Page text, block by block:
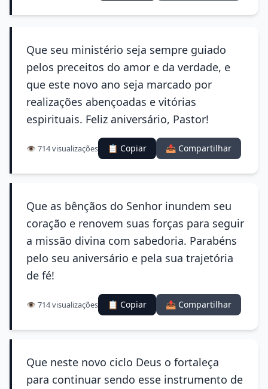
Que seu ministério seja sempre guiado
pelos preceitos do amor e da verdade, e
que este novo ano seja marcado por
realizações abençoadas e vitórias
espirituais. Feliz aniversário, Pastor!
👁️ 714 visualizações 📋 Copiar 📤 Compartilhar
Que as bênçãos do Senhor inundem seu
coração e renovem suas forças para seguir
a missão divina com sabedoria. Parabéns
pelo seu aniversário e pela sua trajetória
de fé!
👁️ 714 visualizações 📋 Copiar 📤 Compartilhar
Que neste novo ciclo Deus o fortaleça
para continuar sendo esse instrumento de